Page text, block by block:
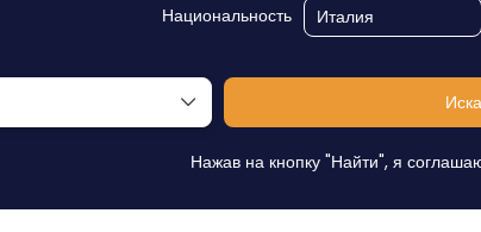
Национальность
Нажав на кнопку "Найти", я